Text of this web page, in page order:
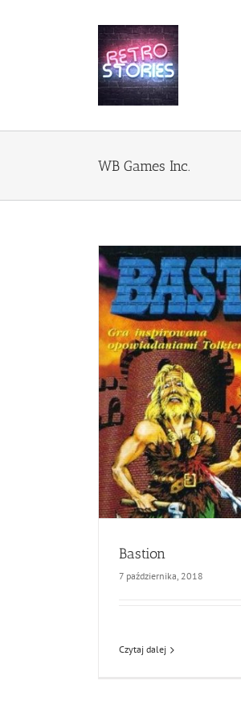
WB Games Inc.
Bastion
7 października, 2018
Czytaj dalej